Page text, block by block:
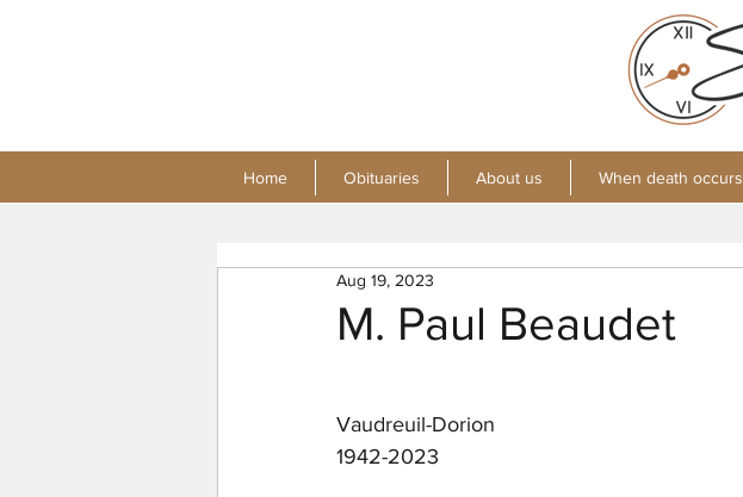
Home Obituaries About us When death occurs
M. Paul Beaudet
Aug 19, 2023
Vaudreuil-Dorion
1942-2023